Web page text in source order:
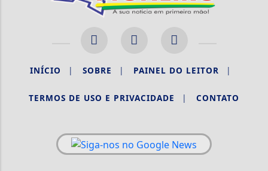
INÍCIO | SOBRE | PAINEL DO LEITOR |
TERMOS DE USO E PRIVACIDADE | CONTATO